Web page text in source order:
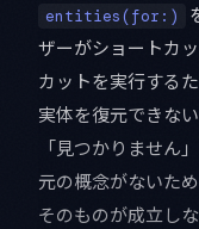
entities(for:)
ザーがショートカ
カットを実行する
実体を復元できな
「見つかりません
元の概念がないた
そのものが成立しな